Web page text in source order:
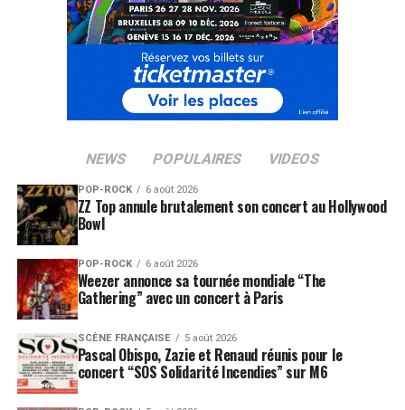
NEWS POPULAIRES VIDEOS
POP-ROCK 6 août 2026
ZZ Top annule brutalement son concert au Hollywood
Bowl
POP-ROCK 6 août 2026
Weezer annonce sa tournée mondiale “The
Gathering” avec un concert à Paris
SCÈNE FRANÇAISE 5 août 2026
Pascal Obispo, Zazie et Renaud réunis pour le
concert “SOS Solidarité Incendies” sur M6